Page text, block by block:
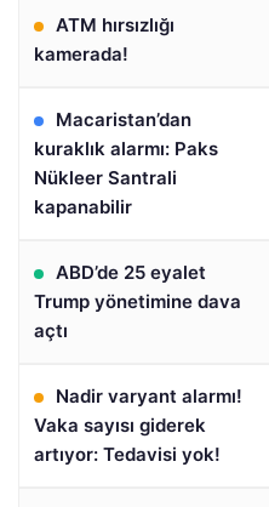
ATM hırsızlığı
kamerada!
Macaristan’dan
kuraklık alarmı: Paks
Nükleer Santrali
kapanabilir
ABD’de 25 eyalet
Trump yönetimine dava
açtı
Nadir varyant alarmı!
Vaka sayısı giderek
artıyor: Tedavisi yok!